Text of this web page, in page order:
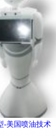
-美国喷油技术